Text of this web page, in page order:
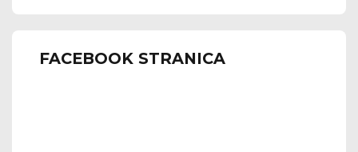
FACEBOOK STRANICA